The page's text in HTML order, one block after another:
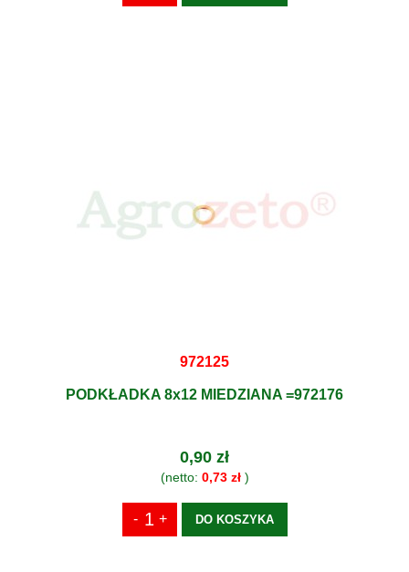
972125
PODKŁADKA 8x12 MIEDZIANA =972176
0,90 zł
(netto: 0,73 zł)
DO KOSZYKA